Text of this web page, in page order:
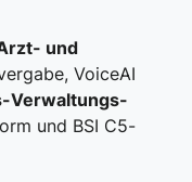
und
VoiceAI
Verwaltungs-
und BSI C5-